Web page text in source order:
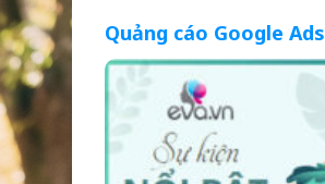
Quảng cáo Google Ads